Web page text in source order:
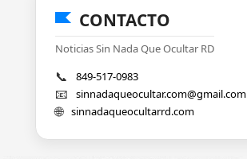
CONTACTO
Noticias Sin Nada Que Ocultar RD
📞 849-517-0983
📧 sinnadaqueocultar.com@gmail.com
🌐 sinnadaqueocultarrd.com